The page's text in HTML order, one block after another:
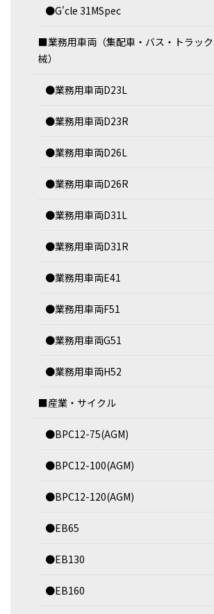
●G'cle 31MSpec
■業務用車両（集配車・バス・トラッ
械）
●業務用車両D23L
●業務用車両D23R
●業務用車両D26L
●業務用車両D26R
●業務用車両D31L
●業務用車両D31R
●業務用車両E41
●業務用車両F51
●業務用車両G51
●業務用車両H52
■産業・サイクル
●BPC12-75(AGM)
●BPC12-100(AGM)
●BPC12-120(AGM)
●EB65
●EB130
●EB160